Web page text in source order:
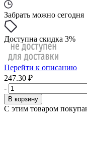
Забрать можно сегодня
Доступна скидка 3%
Перейти к описанию
247.30 ₽
-
В корзину
С этим товаром